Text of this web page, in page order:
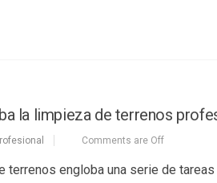
la limpieza de terrenos
Comments are Off
terrenos engloba una serie de